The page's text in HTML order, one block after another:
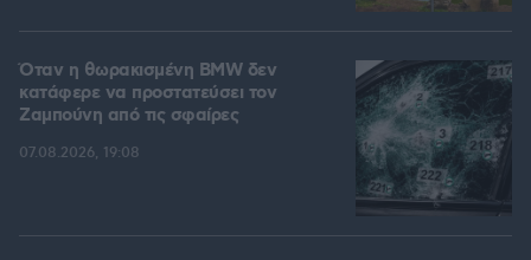
Όταν η θωρακισμένη BMW δεν
κατάφερε να προστατεύσει τον
Ζαμπούνη από τις σφαίρες
07.08.2026, 19:08